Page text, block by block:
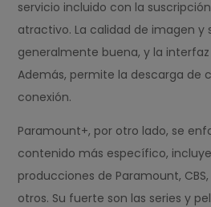
servicio incluido con la
atractivo. La calidad de imagen y
generalmente buena, y la
Además, permite la descarga de
conexión.
Paramount+, por otro lado, se
contenido más específico,
producciones de Paramount,
otros. Su fuerte son las series y